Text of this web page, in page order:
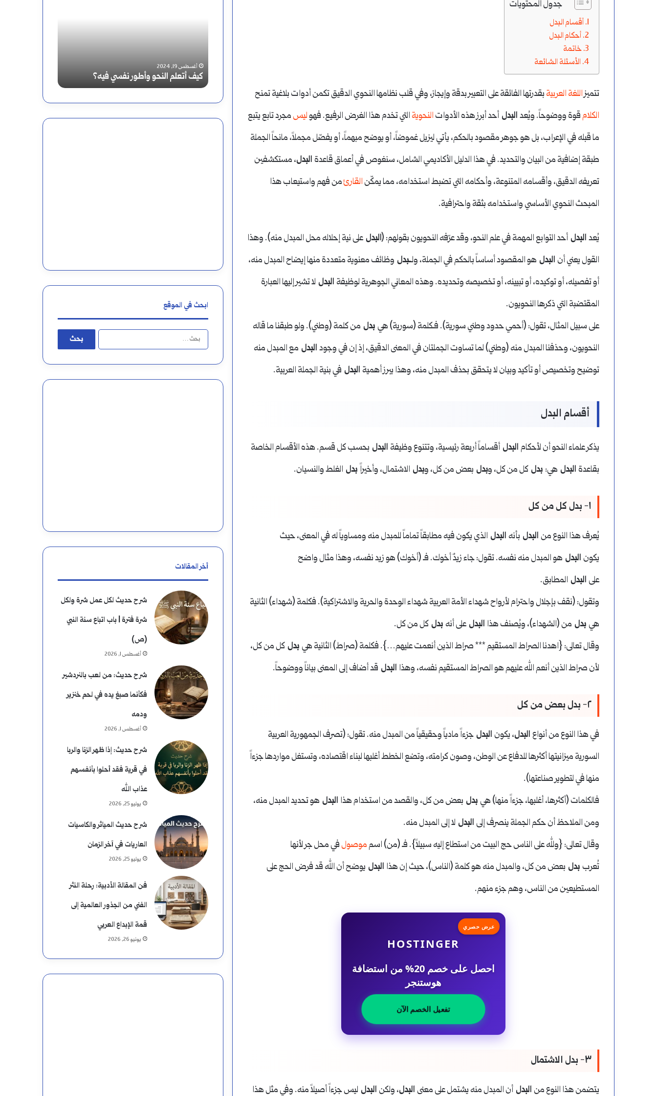
جدول المحتويات
أقسام البدل
أحكام البدل
خاتمة
الأسئلة الشائعة
تتميزاللغة العربية بقدرتها الفائقة على التعبير بدقة وإيجاز، وفي قلب نظامها النحوي الدقيق تكمن أدوات بلاغية تمنح
الكلامقوة ووضوحاً. ويُعد البدل أحد أبرز هذه الأدوات النحوية التي تخدم هذا الغرض الرفيع. فهوليس مجرد تابع يتبع
ما قبله في الإعراب، بل هو جوهر مقصود بالحكم، يأتي ليزيل غموضاً، أو يوضح مبهماً، أو يفصّل مجملاً، مانحاً الجملة
طبقة إضافية من البيان والتحديد. في هذا الدليل الأكاديمي الشامل، سنغوص في أعماق قاعدة البدل، مستكشفين
تعريفه الدقيق، وأقسامه المتنوعة، وأحكامه التي تضبط استخدامه، مما يمكّن القارئمن فهم واستيعاب هذا
المبحث النحوي الأساسي واستخدامه بثقة واحترافية.
يُعد البدل أحد التوابع المهمة في علم النحو، وقد عرّفه النحويون بقولهم: (البدل على نية إحلاله محل المبدل منه). وهذا
القول يعني أن البدل هو المقصود أساساً بالحكم في الجملة، ولــبدل وظائف معنوية متعددة منها إيضاح المبدل منه،
أو تفصيله، أو توكيده، أو تبيينه، أو تخصيصه وتحديده. وهذه المعاني الجوهرية لوظيفة البدل لا تشير إليها العبارة
المقتضبة التي ذكرها النحويون.
على سبيل المثال، تقول: (أحمي حدود وطني سورية). فـكلمة (سورية) هي بدل من كلمة (وطني). ولو طبقنا ما قاله
النحويون، وحذفنا المبدل منه (وطني) لما تساوت الجملتان في المعنى الدقيق، إذ إن في وجود البدل مع المبدل منه
توضيح وتخصيص أو تأكيد وبيان لا يتحقق بحذف المبدل منه، وهذا يبرز أهمية البدل في بنية الجملة العربية.
أقسام البدل
يذكر علماء النحو أن لأحكام البدل أقساماً أربعة رئيسية، وتتنوع وظيفة البدل بحسب كل قسم. هذه الأقسام الخاصة
بقاعدة البدل هي: بدل كل من كل، وبدل بعض من كل، وبدل الاشتمال، وأخيراً بدل الغلط والنسيان.
١- بدل كل من كل
يُعرف هذا النوع من البدل بأنه البدل الذي يكون فيه مطابقاً تماماً للمبدل منه ومساوياً له في المعنى، حيث
يكون البدل هو المبدل منه نفسه. تقول: جاء زيدٌ أخوك. فـ (أخوك) هو زيد نفسه، وهذا مثال واضح
على البدل المطابق.
وتقول: (نقف بإجلال واحترام لأرواح شهداء الأمة العربية شهداء الوحدة والحرية والاشتراكية). فكلمة (شهداء) الثانية
هي بدل من (الشهداء)، ويُصنف هذا البدل على أنه بدل كل من كل.
وقال تعالى: {اهدنا الصراط المستقيم *** صراط الذين أنعمت عليهم…}. فكلمة (صراط) الثانية هي بدل كل من كل،
لأن صراط الذين أنعم الله عليهم هو الصراط المستقيم نفسه، وهذا البدل قد أضاف إلى المعنى بياناً ووضوحاً.
٢- بدل بعض من كل
في هذا النوع من أنواع البدل، يكون البدل جزءاً مادياً وحقيقياً من المبدل منه. تقول: (تصرف الجمهورية العربية
السورية ميزانيتها أكثرها للدفاع عن الوطن، وصون كرامته، وتضع الخطط أغلبها لبناء اقتصاده، وتستغل مواردها جزءاً
منها في لتطوير صناعتها).
فالكلمات (أكثرها، أغلبها، جزءاً منها) هي بدل بعض من كل، والقصد من استخدام هذا البدل هو تحديد المبدل منه،
ومن الملاحظ أن حكم الجملة ينصرف إلى البدل لا إلى المبدل منه.
وقال تعالى: {ولله على الناس حج البيت من استطاع إليه سبيلاً}. فـ (من) اسمموصول في محل جر لأنها
تُعرب بدل بعض من كل، والمبدل منه هو كلمة (الناس)، حيث إن هذا البدل يوضح أن الله قد فرض الحج على
المستطيعين من الناس، وهم جزء منهم.
عرض حصري
HOSTINGER
احصل على خصم 20% من استضافة
هوستنجر
تفعيل الخصم الآن
٣- بدل الاشتمال
يتضمن هذا النوع من البدل أن المبدل منه يشتمل على معنى البدل، ولكن البدل ليس جزءاً أصيلاً منه. وفي مثل هذا
كيفية التفريق بين التاء والهاء
الابتداء
بالنكرة
الابتداء بالنكرة
الألف
نفسي
فيه؟
أغسطس 19, 2024
كيف أتعلم النحو وأطور نفسي فيه؟
ابحث في الموقع
البحث
أخر المقالات
شرح حديث لكل عمل شرة ولكل
شرة فترة | باب اتباع سنة النبي
(ص)
أغسطس 1, 2026
شرح حديث: من لعب بالنردشير
فكأنما صبغ يده في لحم خنزير
ودمه
أغسطس 1, 2026
شرح حديث: إذا ظهر الزنا والربا
في قرية فقد أحلوا بأنفسهم
عذاب الله
يوليو 25, 2026
شرح حديث المياثر والكاسيات
العاريات في آخر الزمان
يوليو 25, 2026
فن المقالة الأدبية: رحلة النثر
الفني من الجذور العالمية إلى
قمة الإبداع العربي
يونيو 26, 2026